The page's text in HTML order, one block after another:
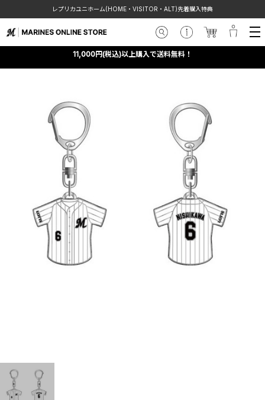
レプリカユニホーム(HOME・VISITOR・ALT)先着購入特典
11,000円(税込)以上購入で送料無料！